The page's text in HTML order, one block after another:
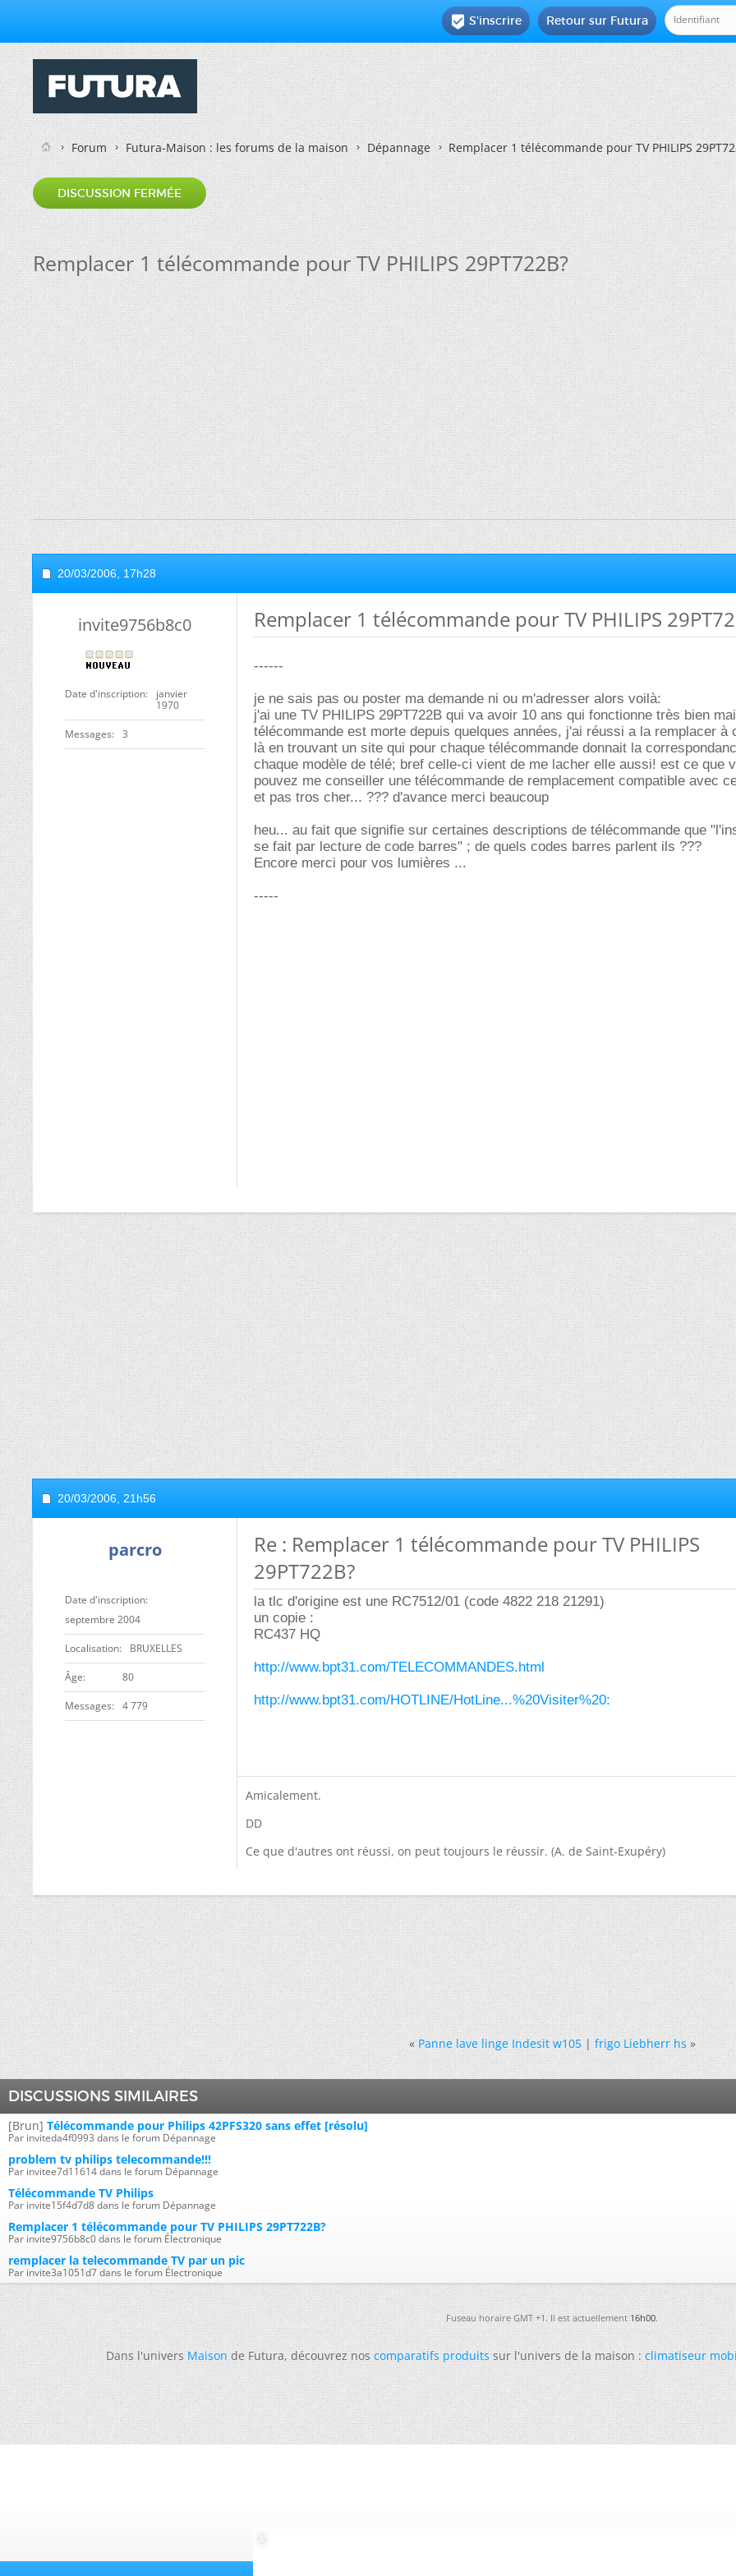
Retour sur Futura
 S'inscrire
Forum Futura-Maison : les forums de la maison Dépannage Remplacer 1 télécommande pour TV PHILIPS
DISCUSSION FERMÉE
Remplacer 1 télécommande pour TV PHILIPS 29PT722B?
20/03/2006, 17h28
invite9756b8c0
Date d'inscription
janvier
1970
Messages 3
Remplacer 1 télécommande pour TV PHILIPS
------
je ne sais pas ou poster ma demande ni ou m'adresser alors voilà:
j'ai une TV PHILIPS 29PT722B qui va avoir 10 ans qui fonctionne très bien
télécommande est morte depuis quelques années, j'ai réussi a la remplacer à
là en trouvant un site qui pour chaque télécommande donnait la
chaque modèle de télé; bref celle-ci vient de me lacher elle aussi! est ce que
pouvez me conseiller une télécommande de remplacement compatible avec
et pas tros cher... ??? d'avance merci beaucoup
heu... au fait que signifie sur certaines descriptions de télécommande que
se fait par lecture de code barres" ; de quels codes barres parlent ils ???
Encore merci pour vos lumières ...
-----
20/03/2006, 21h56
parcro
Date d'inscription
septembre 2004
Localisation BRUXELLES
ge 80
Messages 4 779
Re : Remplacer 1 télécommande pour TV PHILIPS
29PT722B?
la tlc d'origine est une RC7512/01 (code 4822 218 21291)
un copie :
RC437 HQ
http://www.bpt31.com/TELECOMMANDES.html
http://www.bpt31.com/HOTLINE/HotLine...%20Visiter%20:
Amicalement.
DD
Ce que d'autres ont réussi, on peut toujours le réussir. (A. de Saint-Exupéry)
« Panne lave linge Indesit w105|frigo Liebherr hs »
DISCUSSIONS SIMILAIRES
[Brun] Télécommande pour Philips 42PFS320 sans effet [résolu]
Par inviteda4f0993 dans le forum Dépannage
problem tv philips telecommande!!!
Par invitee7d11614 dans le forum Dépannage
Télécommande TV Philips
Par invite15f4d7d8 dans le forum Dépannage
Remplacer 1 télécommande pour TV PHILIPS 29PT722B?
Par invite9756b8c0 dans le forum Électronique
remplacer la telecommande TV par un pic
Par invite3a1051d7 dans le forum Électronique
Fuseau horaire GMT +1. Il est actuellement16h00.
Dans l'universMaisonde Futura, découvrez noscomparatifs produitssur l'univers de la maison :climatiseur